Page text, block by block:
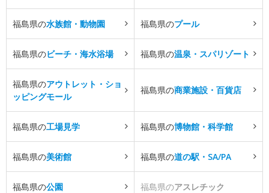
福島県の水族館・動物園 福島県のプール
福島県のビーチ・海水浴場 福島県の温泉・スパリゾート
福島県のアウトレット・ショ
ッピングモール
福島県の商業施設・百貨店
福島県の工場見学 福島県の博物館・科学館
福島県の美術館 福島県の道の駅・SA/PA
福島県の公園 福島県のアスレチック